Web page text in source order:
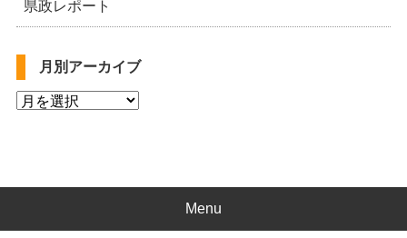
県政レポート
月別アーカイブ
Menu